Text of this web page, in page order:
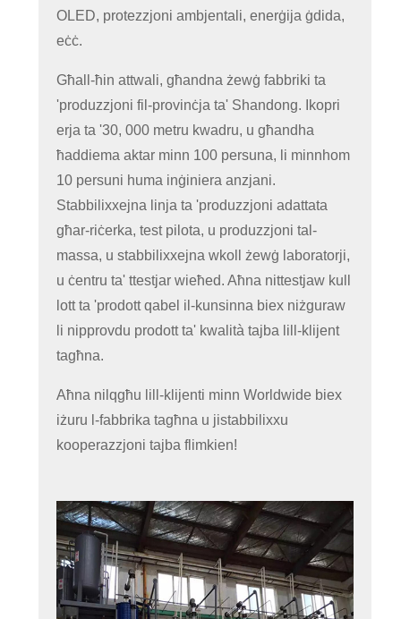
OLED, protezzjoni ambjentali, enerġija ġdida,
eċċ.
Għall-ħin attwali, għandna żewġ fabbriki ta
'produzzjoni fil-provinċja ta' Shandong. Ikopri
erja ta '30, 000 metru kwadru, u għandha
ħaddiema aktar minn 100 persuna, li minnhom
10 persuni huma inġiniera anzjani.
Stabbilixxejna linja ta 'produzzjoni adattata
għar-riċerka, test pilota, u produzzjoni tal-
massa, u stabbilixxejna wkoll żewġ laboratorji,
u ċentru ta' ttestjar wieħed. Aħna nittestjaw kull
lott ta 'prodott qabel il-kunsinna biex niżguraw
li nipprovdu prodott ta' kwalità tajba lill-klijent
tagħna.
Aħna nilqgħu lill-klijenti minn Worldwide biex
iżuru l-fabbrika tagħna u jistabbilixxu
kooperazzjoni tajba flimkien!